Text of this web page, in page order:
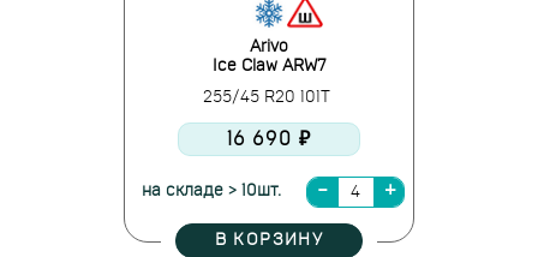
Arivo
Ice Claw ARW7
255/45 R20 101T
16 690 ₽
на складе > 10шт.
В КОРЗИНУ